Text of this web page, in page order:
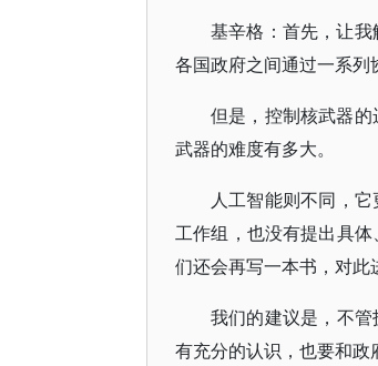
基辛格：首先，让
各国政府之间通过一系列
但是，控制核武器
武器的难度有多大。
人工智能则不同，
工作组，也没有提出具
们还会再写一本书，对此
我们的建议是，不
有充分的认识，也要和政